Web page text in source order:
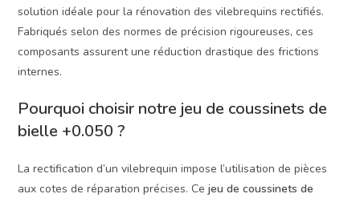
solution idéale pour la rénovation des vilebrequins rectifiés.
Fabriqués selon des normes de précision rigoureuses, ces
composants assurent une réduction drastique des frictions
internes.
Pourquoi choisir notre jeu de coussinets de
bielle +0.050 ?
La rectification d’un vilebrequin impose l’utilisation de pièces
aux cotes de réparation précises. Cejeu de coussinets de